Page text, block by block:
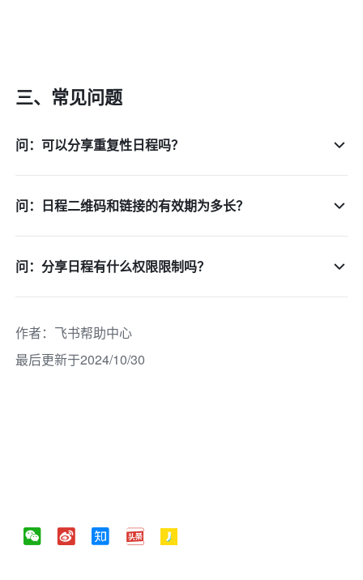
三、常见问题
问：可以分享重复性日程吗？
问：日程二维码和链接的有效期为多长？
问：分享日程有什么权限限制吗？
作者： 飞书帮助中心
最后更新于2024/10/30